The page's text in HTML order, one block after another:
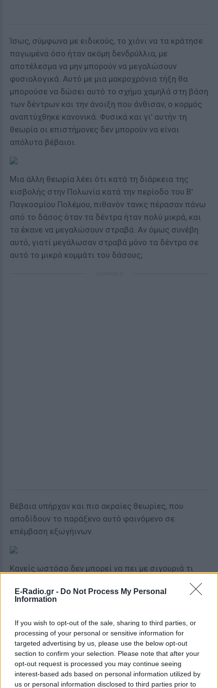
E-Radio.gr - Do Not Process My Personal
Information
If you wish to opt-out of the sale, sharing to third parties, or
processing of your personal or sensitive information for
targeted advertising by us, please use the below opt-out
section to confirm your selection. Please note that after your
opt-out request is processed you may continue seeing
interest-based ads based on personal information utilized by
us or personal information disclosed to third parties prior to
Ίσως, σύμφωνα με ειδικούς, το χιόνι να τα κράτησε
παγωμένα όσο ήταν ακόμη δενδρύλλια, με
αποτέλεσμα να μην μπορούν να μεγαλώσουν
φυσιολογικά. Αυτό με μια μακροχρόνια τήξη θα
μπορούσε να δώσει αυτό το σχήμα χαμηλά στη βάση
των δέντρων και την άνοιξη που άνθισαν, ο κορμός
αναπτύχθηκε κανονικά. Φυσικά και γι' αυτήν τη
θεωρία οι επιστήμονες δεν μπορούν να είναι
απόλυτα βέβαιοι.
Μια άλλη θεωρία λέει ότι κατά τη διάρκεια της
εισβολής στην Πολωνία κατά την περίοδο του Β'
Παγκοσμίου Πολέμου, πιθανόν τανκς πέρασαν πάνω
από το δάσος όταν τα δέντρα ήταν πολύ μικρά, και
τα έκανε να μεγαλώσουν στραβά. Αν όμως συνέβη
αυτό, γιατί μεγάλωσαν στραβά μόνο τα δέντρα σε
αυτό το μικρό κομμάτι του δάσους;
Βέβαια υπήρχαν και πιο ακραίες θεωρίες, που
αποδίδουν το παράξενο αυτό φαινόμενο σε
επέμβαση εξωγήινων.
Κανείς ωστόσο δεν μπορεί να πει με σιγουριά τι
μυστηριώδες δάσος, καθώς δεν υπάρχουν καθόλου
είναι η ανθρώπινη επέμβαση από αγρότες ή άλλη
ομάδα ανθρώπων. Όπως και να έχει, το αποτέλεσμα
είναι μοναδικό και, ειδικά όταν επικρατεί ομίχλη,
πολύ εντυπωσιακό.